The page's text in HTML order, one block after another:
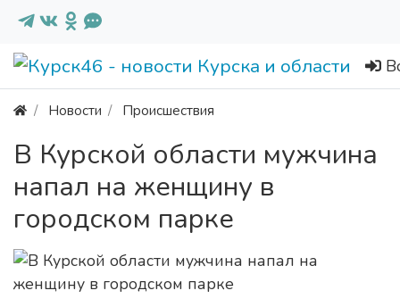
Новости Происшествия
В Курской области мужчина
напал на женщину в
городском парке